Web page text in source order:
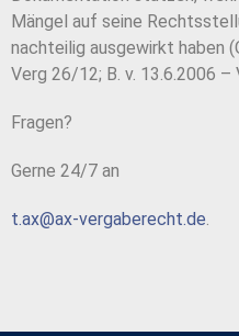
Mängel auf seine
nachteilig ausgewirkt haben
Verg 26/12; B. v. 13.6.2006 –
Fragen?
Gerne 24/7 an
t.ax@ax-vergaberecht.de.